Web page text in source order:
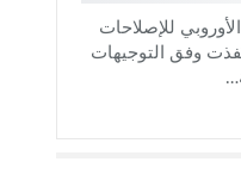
الأوروبي للإصلاحات
نُفذت وفق التوجيهات